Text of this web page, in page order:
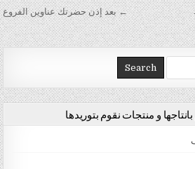
← بعد إذن حضرتك عناوين الفروع
و منتجات نقوم بتوريدها